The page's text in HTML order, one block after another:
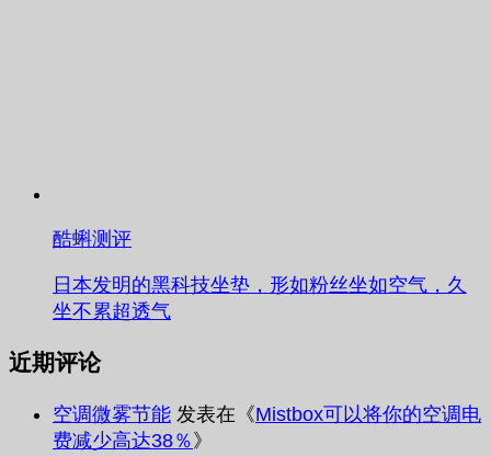
酷蝌测评
日本发明的黑科技坐垫，形如粉丝坐如空气，久
坐不累超透气
近期评论
空调微雾节能 发表在《Mistbox可以将你的空调电
费减少高达38％ 》